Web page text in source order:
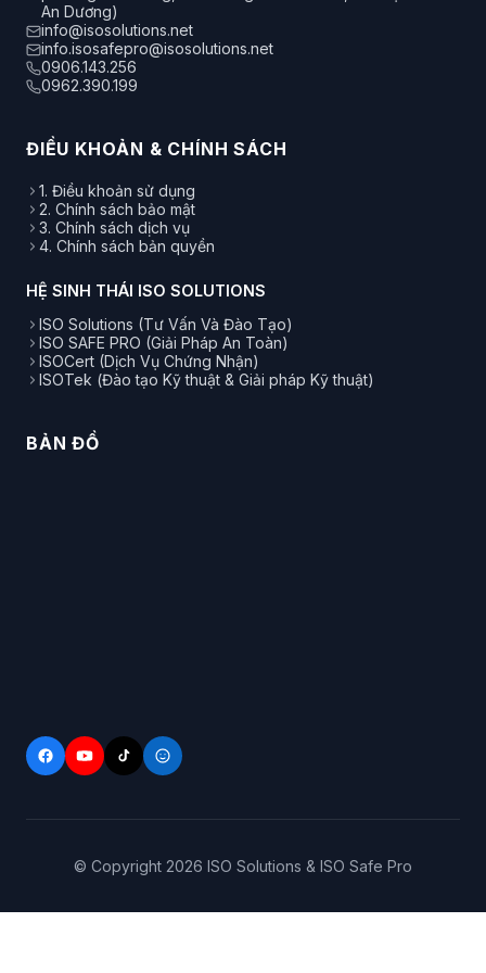
An Dương)
info@isosolutions.net
info.isosafepro@isosolutions.net
0906.143.256
0962.390.199
ĐIỀU KHOẢN & CHÍNH SÁCH
1. Điều khoản sử dụng
2. Chính sách bảo mật
3. Chính sách dịch vụ
4. Chính sách bản quyền
HỆ SINH THÁI ISO SOLUTIONS
ISO Solutions (Tư Vấn Và Đào Tạo)
ISO SAFE PRO (Giải Pháp An Toàn)
ISOCert (Dịch Vụ Chứng Nhận)
ISOTek (Đào tạo Kỹ thuật & Giải pháp Kỹ thuật)
BẢN ĐỒ
© Copyright 2026 ISO Solutions & ISO Safe Pro